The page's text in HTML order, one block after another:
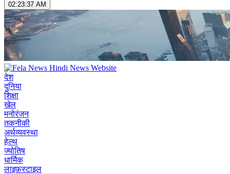
02:23:38 AM
देश
दुनिया
शिक्षा
खेल
मनोरंजन
तकनीकी
अर्थव्यवस्था
हेल्थ
ज्योतिष
धार्मिक
लाइफ़स्टाइल